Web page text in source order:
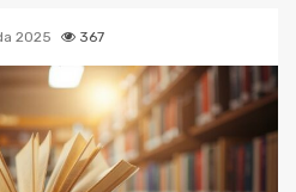
2025 367